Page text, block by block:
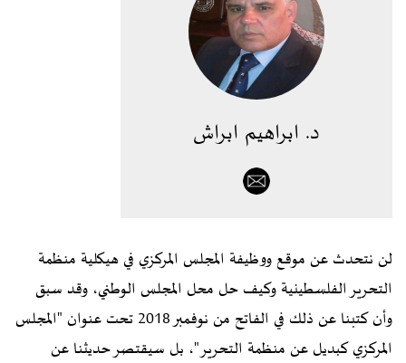
د. ابراهيم ابراش
لن نتحدث عن موقع ووظيفة المجلس المركزي في هيكلية منظمة
التحرير الفلسطينية وكيف حل محل المجلس الوطني، وقد سبق
وأن كتبنا عن ذلك في الفاتح من نوفمبر 2018 تحت عنوان "المجلس
المركزي كبديل عن منظمة التحرير"، بل سيقتصر حديثنا عن